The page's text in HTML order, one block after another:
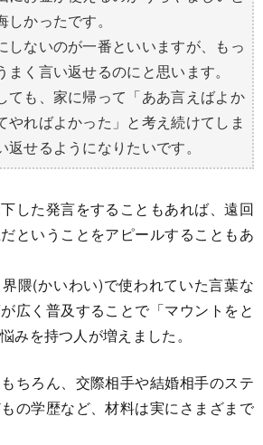
かったです。
ないのが一番といいますが、もっ
く言い返せるのにと思います。
も、家に帰って「ああ言えばよか
やればよかった」と考え続けてしま
返せるようになりたいです。
した発言をすることもあれば、遠回
ということをアピールすることもあ
隈(かいわい)で使われていた言葉な
広く普及することで「マウントをと
みを持つ人が増えました。
ちろん、交際相手や結婚相手のステ
の学歴など、材料は実にさまざまで